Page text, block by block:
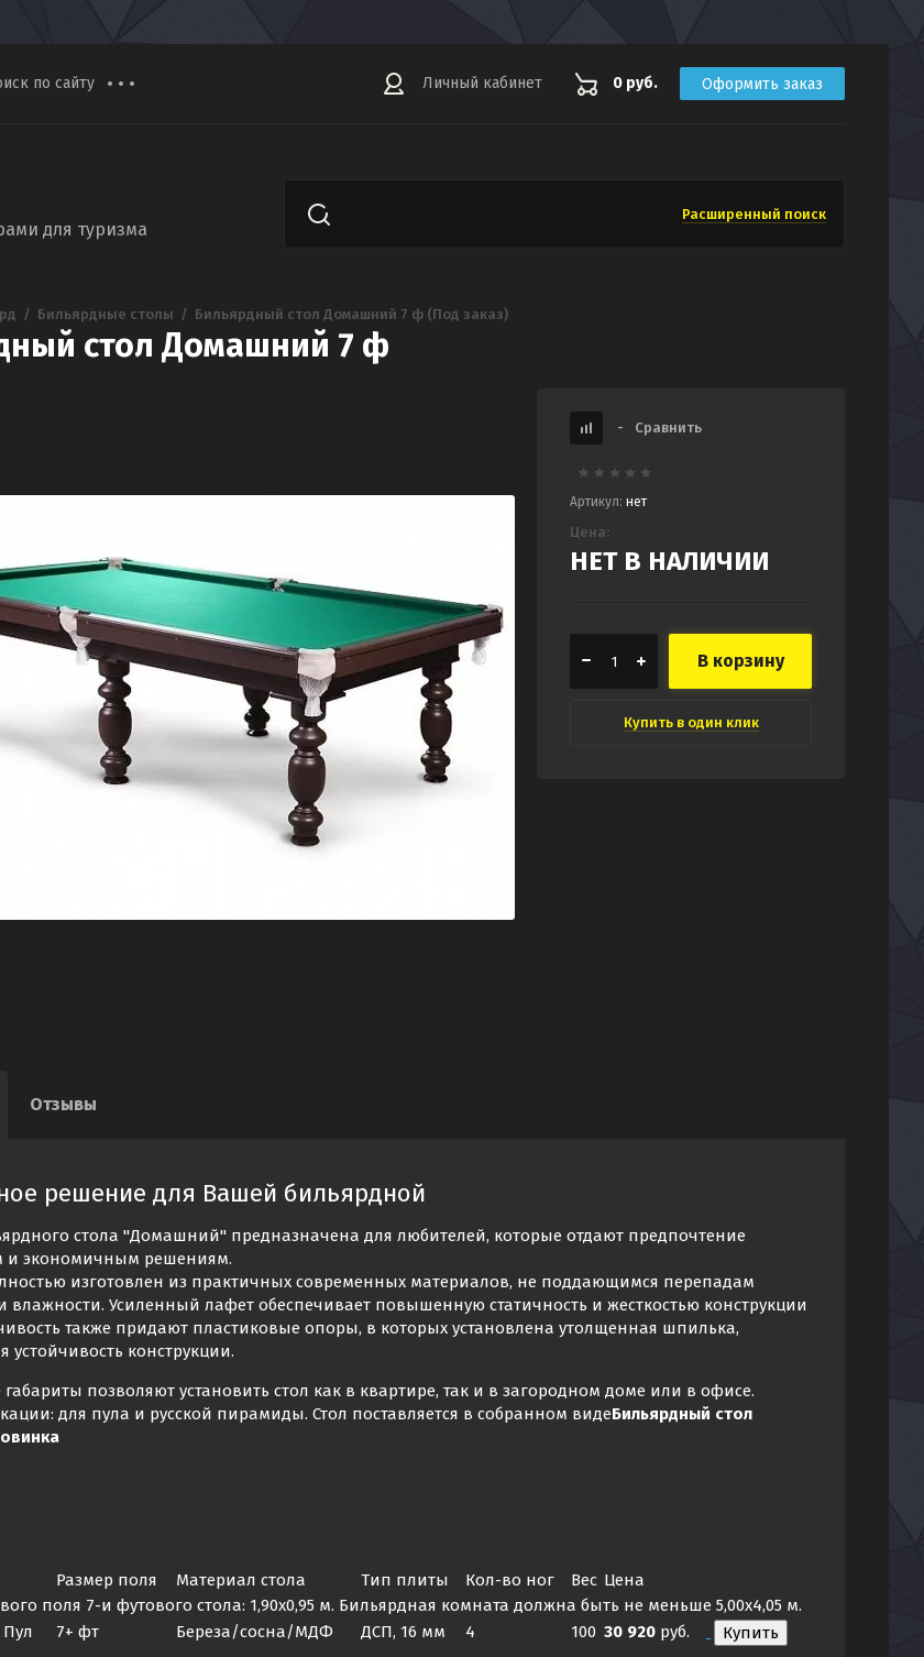
по сайту Личный кабинет 0 руб. Оформить заказ
для туризма
Расширенный поиск
  /
Бильярдные столы
  /
Бильярдный стол Домашний 7 ф (Под заказ)
стол Домашний 7 ф
- Сравнить
Артикул: нет
Цена:
НЕТ В НАЛИЧИИ
В корзину
Купить в один клик
Отзывы
решение для Вашей бильярдной
стола "Домашний" предназначена для любителей, которые отдают предпочтение
и экономичным решениям.
изготовлен из практичных современных материалов, не поддающимся перепадам
влажности. Усиленный лафет обеспечивает повышенную статичность и жесткостью конструкции
также придают пластиковые опоры, в которых установлена утолщенная шпилька,
устойчивость конструкции.
позволяют установить стол как в квартире, так и в загородном доме или в офисе.
для пула и русской пирамиды. Стол поставляется в собранном видеБильярдный стол
Размер поля Материал стола Тип плиты Кол-во ног Вес Цена
поля 7-и футового стола: 1,90х0,95 м. Бильярдная комната должна быть не меньше 5,00х4,05 м.
7+ фт Береза/сосна/МДФ ДСП, 16 мм 4 100 30 920 руб.